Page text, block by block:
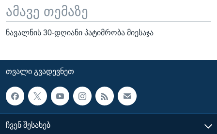
ამავე თემაზე
ნავალნის 30-დღიანი პატიმრობა მიესაჯა
ᲗᲕᲐᲚᲘ ᲒᲕᲐᲓᲔᲕᲜᲔᲗ
ᲩᲕᲔᲜ ᲨᲔᲡᲐᲮᲔᲑ